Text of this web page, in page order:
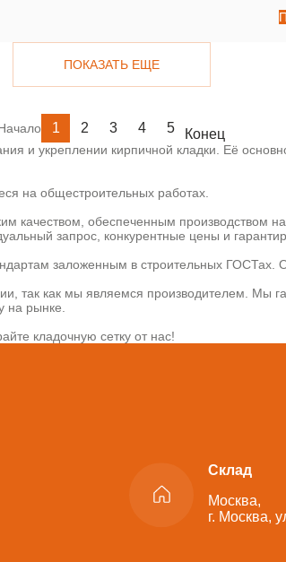
ПОКАЗАТЬ ЕЩЕ
1 2 3 4 5 Конец
и укреплении кирпичной кладки. Её
на общестроительных работах.
качеством, обеспеченным производством
запрос, конкурентные цены и
заложенным в строительных ГОСТах.
так как мы являемся производителем. Мы
на рынке.
кладочную сетку от нас!
Склад
Москва,
г. Москва,